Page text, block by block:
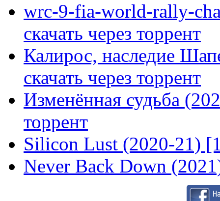
wrc-9-fia-world-rally-
скачать через торрент
Калирос, наследие
скачать через торрент
Изменённая судьба
торрент
Silicon Lust (2020-21)
Never Back Down